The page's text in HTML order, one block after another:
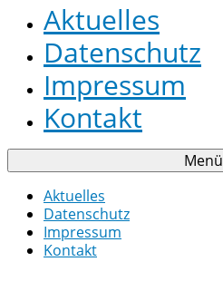
Aktuelles
Datenschutz
Impressum
Kontakt
Menü
Aktuelles
Datenschutz
Impressum
Kontakt